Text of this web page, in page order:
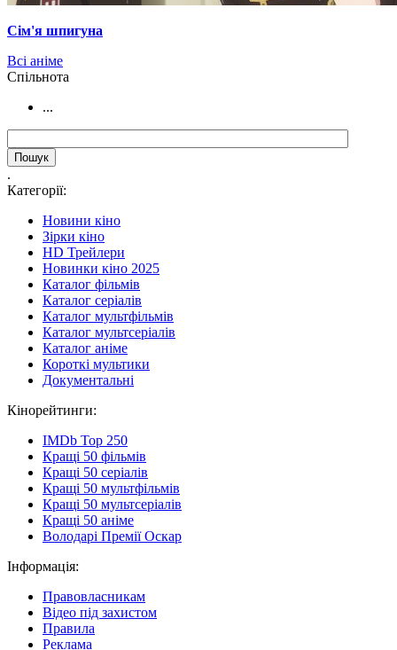
Сім'я шпигуна
Всі аніме
Cпільнота
...
.
Категорії:
Новини кіно
Зірки кіно
HD Трейлери
Новинки кіно 2025
Каталог фільмів
Каталог серіалів
Каталог мультфільмів
Каталог мультсеріалів
Каталог аніме
Короткі мультики
Документальні
Кінорейтинги:
IMDb Top 250
Кращі 50 фільмів
Кращі 50 серіалів
Кращі 50 мультфільмів
Кращі 50 мультсеріалів
Кращі 50 аніме
Володарі Премії Оскар
Інформація:
Правовласникам
Відео під захистом
Правила
Реклама